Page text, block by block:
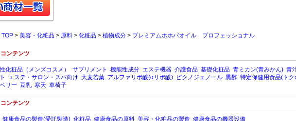
TOP > 美容・化粧品 > 原料 > 化粧品 > 植物成分 > プレミアムホホバオイル プロフェッショナル
ンテンツ
化粧品（メンズコスメ） サプリメント 機能性成分 エステ機器 介護食品 基礎化粧品 青ミカン(青みかん) 青
エステ・サロン・スパ向け 大麦若葉 アルファリポ酸(αリポ酸) ピクノジェノール 黒酢 特定保健用食品(トク
リー 豆乳 寒天 車椅子
ンテンツ
健康食品の製造(受託製造) 化粧品 健康食品の原料 美容・化粧品の製造 健康食品の機器設備